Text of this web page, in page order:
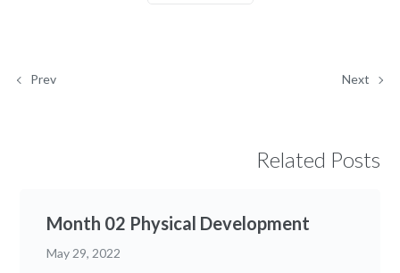
Prev Next
Related Posts
Month 02 Physical Development
May 29, 2022